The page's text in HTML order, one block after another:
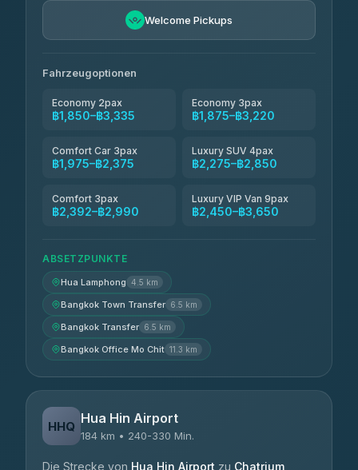
Welcome Pickups
Fahrzeugoptionen
Economy 2pax
฿1,850–฿3,335
Economy 3pax
฿1,875–฿3,220
Comfort Car 3pax
฿1,975–฿2,375
Luxury SUV 4pax
฿2,275–฿2,850
Comfort 3pax
฿2,392–฿2,990
Luxury VIP Van 9pax
฿2,450–฿3,650
ABSETZPUNKTE
Hua Lamphong 4.5 km
Bangkok Town Transfer 6.5 km
Bangkok Transfer 6.5 km
Bangkok Office Mo Chit 11.3 km
HHQ Hua Hin Airport
184 km • 240-330 Min.
Die Strecke von Hua Hin Airport zu Chatrium